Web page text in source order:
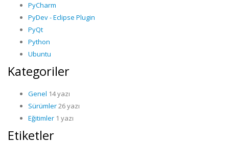
PyCharm
PyDev - Eclipse Plugin
PyQt
Python
Ubuntu
Kategoriler
Genel 14 yazı
Sürümler26 yazı
Eğitimler 1 yazı
Etiketler